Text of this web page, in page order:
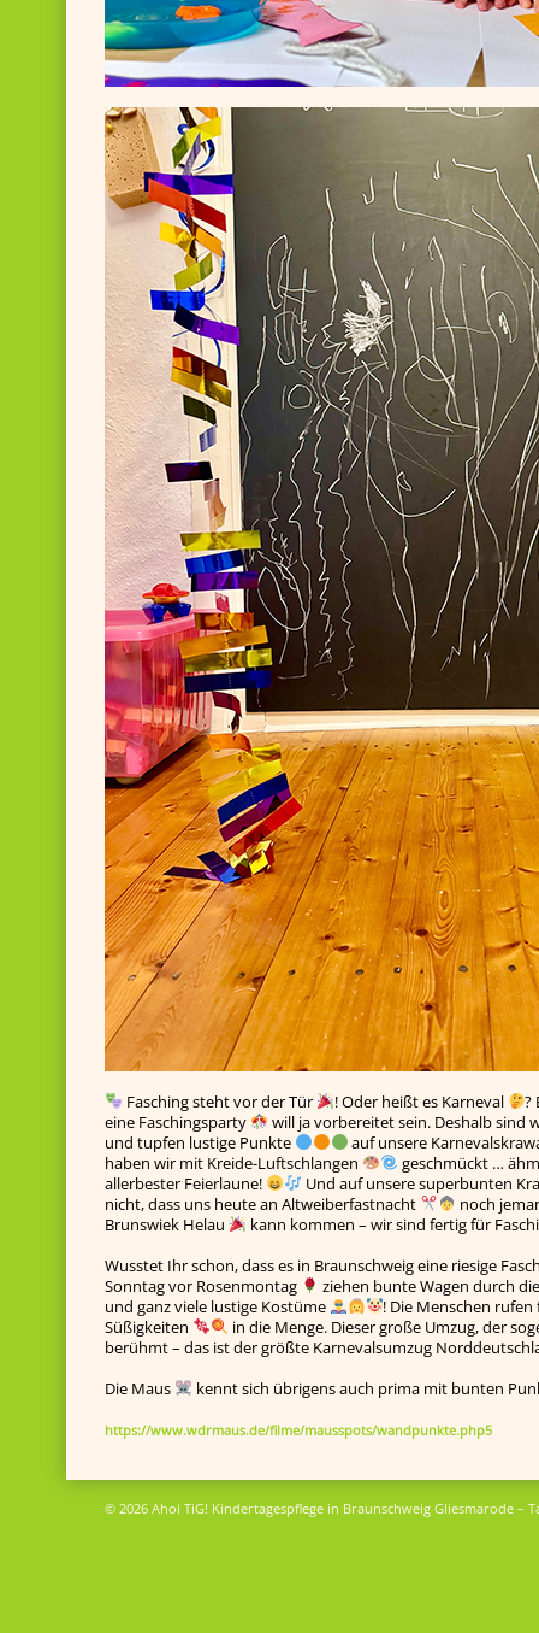
Fasching steht vor der Tür ! Oder heißt es Karneval
?
eine Faschingsparty
will ja vorbereitet sein. Deshalb sind
und tupfen lustige Punkte
auf unsere
haben wir mit Kreide-Luftschlangen
geschmückt …
allerbester Feierlaune!
Und auf unsere superbunten
nicht, dass uns heute an Altweiberfastnacht
noch
Brunswiek Helau
kann kommen – wir sind fertig für
Wusstet Ihr schon, dass es in Braunschweig eine riesige
Sonntag vor Rosenmontag
ziehen bunte Wagen durch
und ganz viele lustige Kostüme
! Die Menschen
Süßigkeiten
in die Menge. Dieser große Umzug, der
berühmt – das ist der größte Karnevalsumzug
Die Maus
kennt sich übrigens auch prima mit bunten
https://www.wdrmaus.de/filme/mausspots/wandpunkte.php5
© 2026 Ahoi TiG! Kindertagespflege in Braunschweig Gliesmarode –